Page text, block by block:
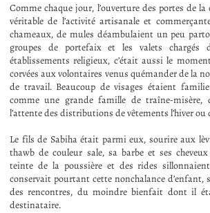
Comme chaque jour, l’ouverture des portes de
véritable de l’activité artisanale et
chameaux, de mules déambulaient un peu
groupes de portefaix et les valets chargés
établissements religieux, c’était aussi le
corvées aux volontaires venus quémander de la
de travail. Beaucoup de visages étaient
comme une grande famille de traîne-misère,
l’attente des distributions de vêtements l’hiver ou
Le fils de Sabiha était parmi eux, sourire aux
thawb de couleur sale, sa barbe et ses
teinte de la poussière et des rides
conservait pourtant cette nonchalance d’enfant,
des rencontres, du moindre bienfait dont il
destinataire.